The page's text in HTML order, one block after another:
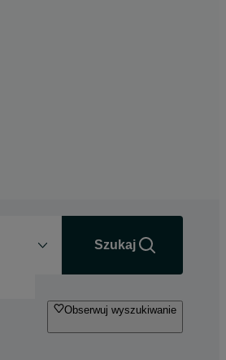
Szukaj
Obserwuj wyszukiwanie